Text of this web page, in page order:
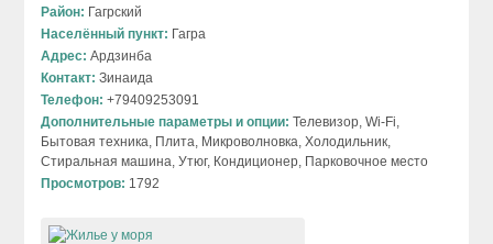
Район: Гагрский
Населённый пункт: Гагра
Адрес: Ардзинба
Контакт: Зинаида
Телефон: +79409253091
Дополнительные параметры и опции: Телевизор, Wi-Fi,
Бытовая техника, Плита, Микроволновка, Холодильник,
Стиральная машина, Утюг, Кондиционер, Парковочное место
Просмотров: 1792